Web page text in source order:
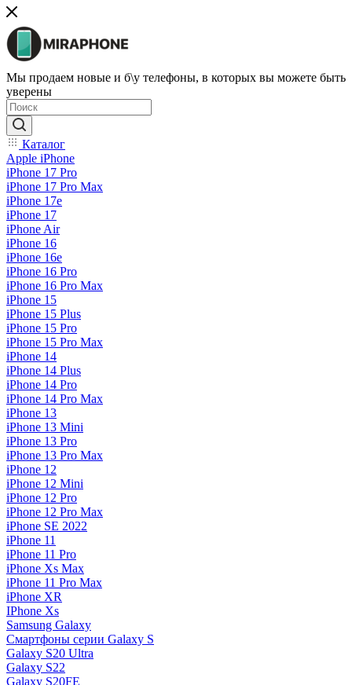
Мы продаем новые и б\у телефоны, в которых вы можете быть
уверены
Каталог
Apple iPhone
iPhone 17 Pro
iPhone 17 Pro Max
iPhone 17e
iPhone 17
iPhone Air
iPhone 16
iPhone 16e
iPhone 16 Pro
iPhone 16 Pro Max
iPhone 15
iPhone 15 Plus
iPhone 15 Pro
iPhone 15 Pro Max
iPhone 14
iPhone 14 Plus
iPhone 14 Pro
iPhone 14 Pro Max
iPhone 13
iPhone 13 Mini
iPhone 13 Pro
iPhone 13 Pro Max
iPhone 12
iPhone 12 Mini
iPhone 12 Pro
iPhone 12 Pro Max
iPhone SE 2022
iPhone 11
iPhone 11 Pro
iPhone Xs Max
iPhone 11 Pro Max
iPhone XR
IPhone Xs
Samsung Galaxy
Смартфоны серии Galaxy S
Galaxy S20 Ultra
Galaxy S22
Galaxy S20FE